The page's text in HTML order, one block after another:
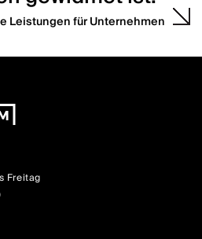
Leistungen für Unternehmen
Freitag